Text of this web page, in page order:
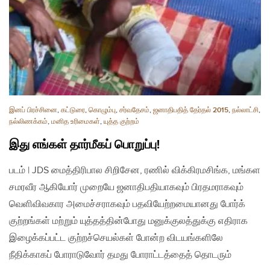
இனப் பிரச்சினை, கட்டுரை, கொழும்பு, சர்வதேசம், ஜனாதிபதித் தேர்தல் 2015, நல்லாட்சி,
நல்லிணக்கம், மனித உரிமைகள், யுத்த குற்றம்
இது எங்கள் தார்மீகப் பொறுப்பு!
படம் | JDS மைத்திரிபால சிறிசேன, ரணில் விக்கிரமசிங்க, மங்கள
சமரவீர ஆகியோர் முறையே ஜனாதிபதியாகவும் பிரதமராகவும்
வெளிவிவகார அமைச்சராகவும் பதவியேற்றமையானது போர்க்
குற்றங்கள் மற்றும் யுத்தத்தின்போது மனுக்குலத்துக்கு எதிராக
இழைக்கப்பட்ட குற்றச்செயல்கள் போன்ற விடயங்களிலே
நீதிக்காகப் போராடுவோர் தமது போராட்டத்தைத் தொடரும்